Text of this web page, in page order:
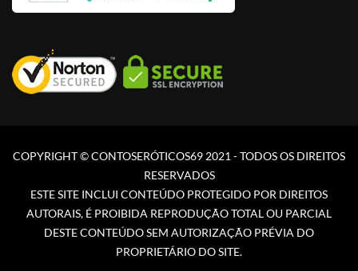
COPYRIGHT © CONTOSERÓTICOS69 2021 - TODOS OS DIREITOS
RESERVADOS
ESTE SITE INCLUI CONTEÚDO PROTEGIDO POR DIREITOS
AUTORAIS, É PROIBIDA REPRODUÇÃO TOTAL OU PARCIAL
DESTE CONTEÚDO SEM AUTORIZAÇÃO PRÉVIA DO
PROPRIETÁRIO DO SITE.